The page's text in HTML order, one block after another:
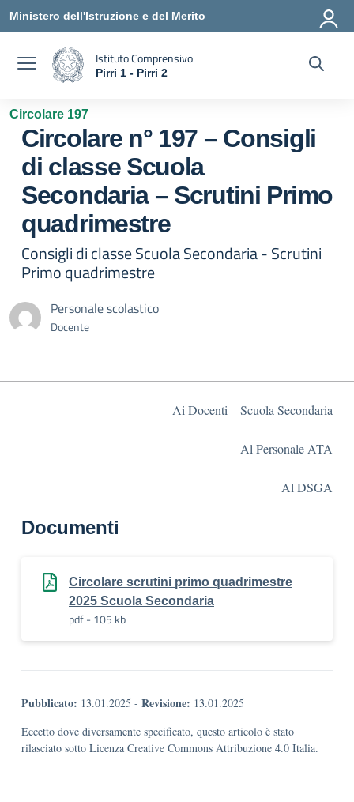
Ministero dell'Istruzione e del Merito
Istituto Comprensivo
Pirri 1 - Pirri 2
Circolare 197
Circolare n° 197 – Consigli
di classe Scuola
Secondaria – Scrutini Primo
quadrimestre
Consigli di classe Scuola Secondaria - Scrutini
Primo quadrimestre
Personale scolastico
Docente
Ai Docenti – Scuola Secondaria
Al Personale ATA
Al DSGA
Documenti
Circolare scrutini primo quadrimestre
2025 Scuola Secondaria
pdf - 105 kb
Pubblicato: 13.01.2025 - Revisione: 13.01.2025
Eccetto dove diversamente specificato, questo articolo è stato
rilasciato sotto Licenza Creative Commons Attribuzione 4.0 Italia.